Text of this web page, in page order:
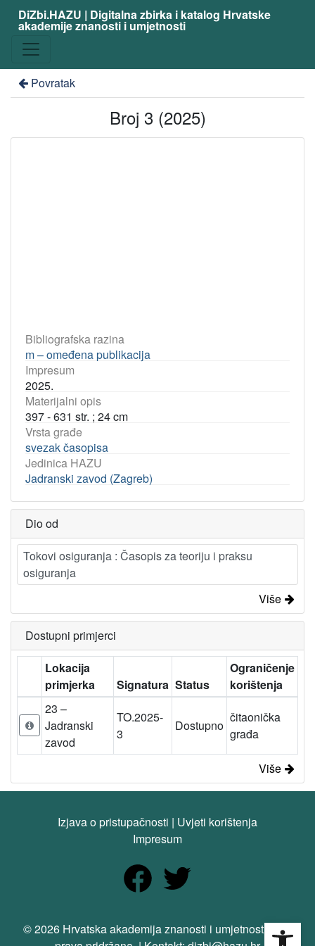
DiZbi.HAZU | Digitalna zbirka i katalog Hrvatske
akademije znanosti i umjetnosti
Povratak
Broj 3 (2025)
Bibliografska razina
m – omeđena publikacija
Impresum
2025.
Materijalni opis
397 - 631 str. ; 24 cm
Vrsta građe
svezak časopisa
Jedinica HAZU
Jadranski zavod (Zagreb)
Dio od
Tokovi osiguranja : Časopis za teoriju i praksu
osiguranja
Više
Dostupni primjerci
Lokacija
primjerka
Signatura Status
Ograničenje
korištenja
23 –
Jadranski
zavod
TO.2025-
3
Dostupno
čitaonička
građa
Više
Izjava o pristupačnosti | Uvjeti korištenja
Impresum
© 2026 Hrvatska akademija znanosti i umjetnosti. Sva